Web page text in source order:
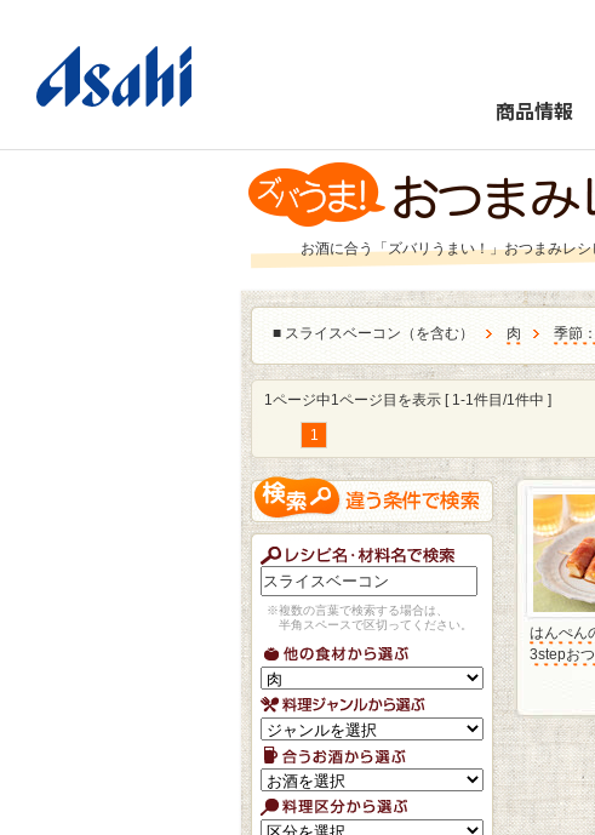
商品情報
お酒に合う「ズバリうまい！」おつまみレ
■ スライスベーコン（を含む） 肉 季節
1ページ中1ページ目を表示 [ 1-1件目/1件中 ]
1
※複数の言葉で検索する場合は、
半角スペースで区切ってください。
はんぺん
3stepお